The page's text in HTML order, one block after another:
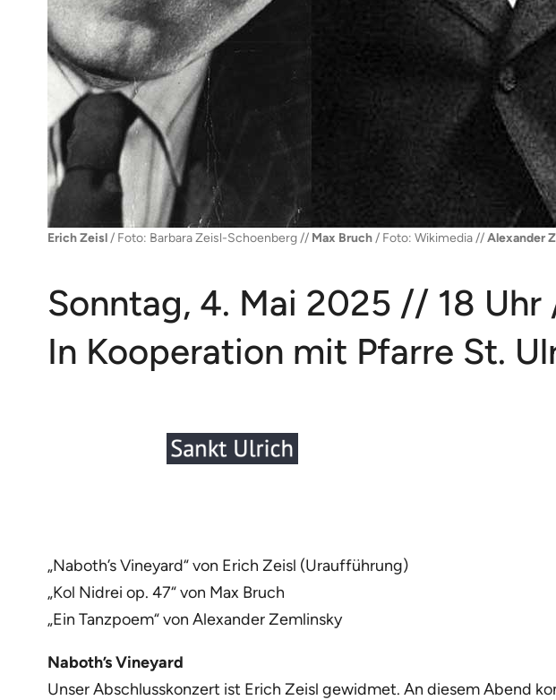
Erich Zeisl/ Foto: Barbara Zeisl-Schoenberg // Max Bruch/ Foto: Wikimedia //Alexander
Sonntag, 4. Mai 2025 // 18
In Kooperation mit Pfarre St.
„Naboth’s Vineyard“ von Erich Zeisl (Uraufführung)
„Kol Nidrei op. 47“ von Max Bruch
„Ein Tanzpoem“ von Alexander Zemlinsky
Naboth’s Vineyard
Unser Abschlusskonzert ist Erich Zeisl gewidmet. An diesem Abend